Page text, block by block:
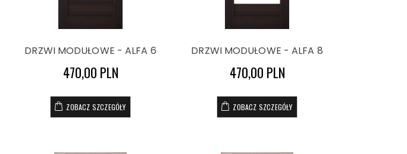
DRZWI MODUŁOWE - ALFA 6
470,00 PLN
ZOBACZ SZCZEGÓŁY
DRZWI MODUŁOWE - ALFA 8
470,00 PLN
ZOBACZ SZCZEGÓŁY